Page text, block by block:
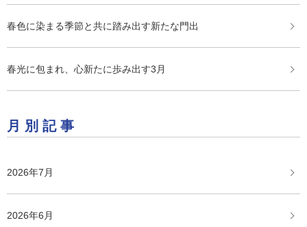
春色に染まる季節と共に踏み出す新たな門出
春光に包まれ、心新たに歩み出す3月
月別記事
2026年7月
2026年6月